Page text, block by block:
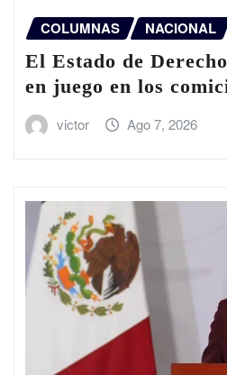
COLUMNAS NACIONAL
El Estado de
en juego en los
victor Ago 7, 2026